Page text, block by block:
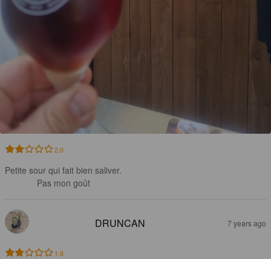
2.0
Petite sour qui fait bien saliver.
Pas mon goût
DRUNCAN 7 years ago
1.8